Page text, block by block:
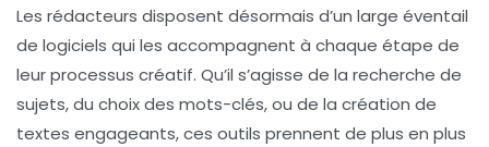
Les rédacteurs disposent désormais d’un large éventail
de logiciels qui les accompagnent à chaque étape de
leur processus créatif. Qu’il s’agisse de la recherche de
sujets, du choix des mots-clés, ou de la création de
textes engageants, ces outils prennent de plus en plus